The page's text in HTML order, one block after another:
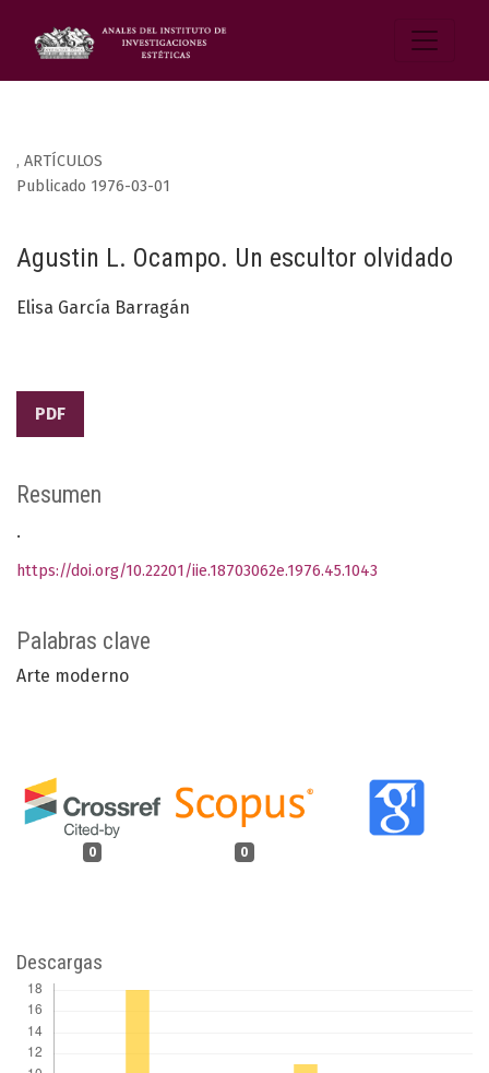
, ARTÍCULOS
Agustin L. Ocampo. Un escultor olvidado
Publicado 1976-03-01
Elisa García Barragán
PDF
Palabras clave
Arte moderno
0 0
Resumen
.
https://doi.org/10.22201/iie.18703062e.1976.45.1043
Descargas